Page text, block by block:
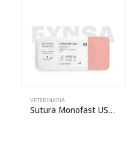
VETERINARIA
Sutura Monofast USP 3-0 de 70 cm con aguja de 19 mm